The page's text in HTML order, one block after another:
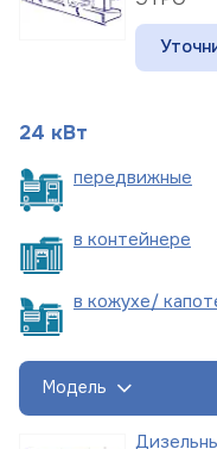
24 кВт
передвижные
в контейнере
в кожухе/
Модель